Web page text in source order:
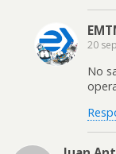
20
No